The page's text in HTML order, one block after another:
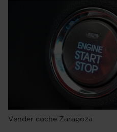
Vender coche Zaragoza